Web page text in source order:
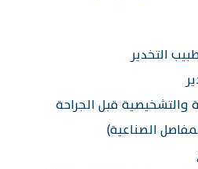
التخدير
والتشخيصية قبل الجراحة
الصناعية)